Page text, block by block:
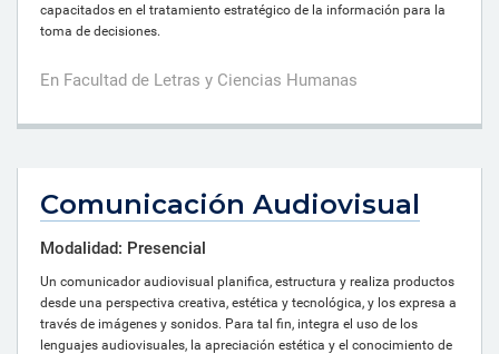
capacitados en el tratamiento estratégico de la información para la
toma de decisiones.
En Facultad de Letras y Ciencias Humanas
Comunicación Audiovisual
Modalidad: Presencial
Un comunicador audiovisual planifica, estructura y realiza productos
desde una perspectiva creativa, estética y tecnológica, y los expresa a
través de imágenes y sonidos. Para tal fin, integra el uso de los
lenguajes audiovisuales, la apreciación estética y el conocimiento de